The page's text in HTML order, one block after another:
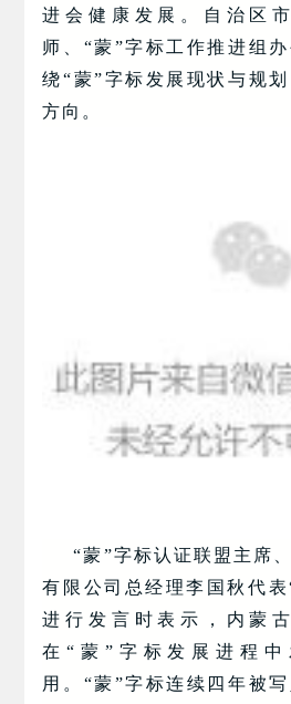
进会健康发展。自治区
师、“蒙”字标工作推进组
绕“蒙”字标发展现状与规
方向。
“蒙”字标认证联盟主席
有限公司总经理李国秋代
进行发言时表示，内蒙
在“蒙”字标发展进程中
用。“蒙”字标连续四年被